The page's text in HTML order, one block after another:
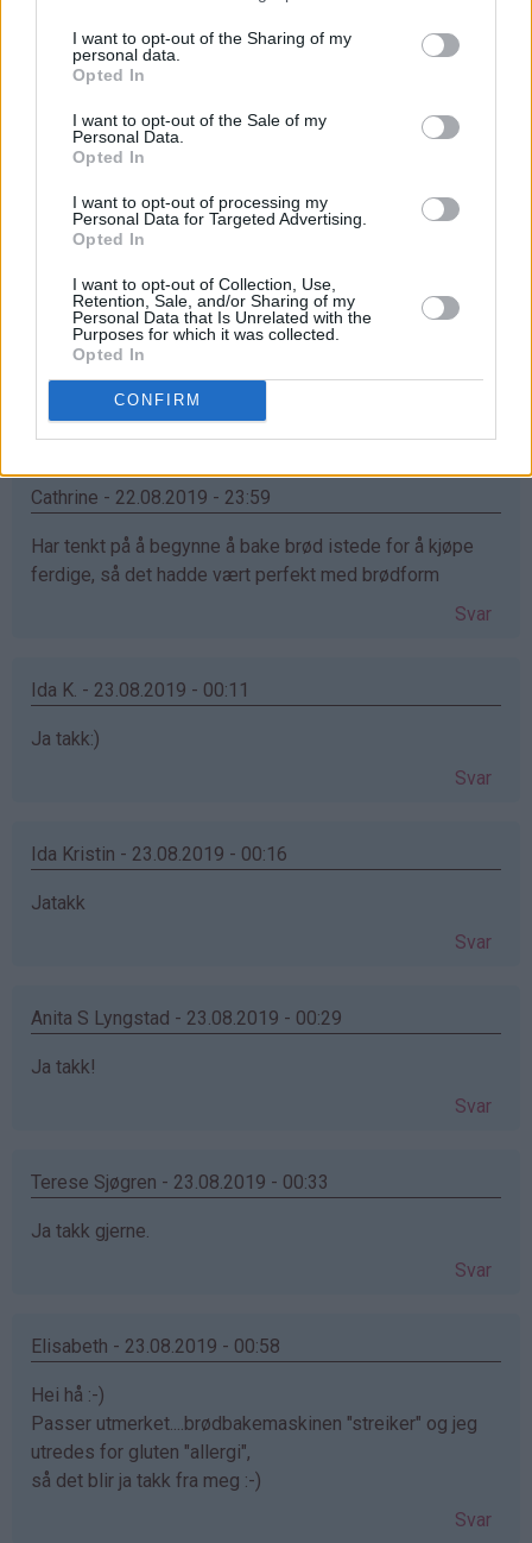
I want to opt-out of the Sharing of my
personal data.
Opted In
I want to opt-out of the Sale of my
Personal Data.
Opted In
I want to opt-out of processing my
Personal Data for Targeted Advertising.
Opted In
I want to opt-out of Collection, Use,
Retention, Sale, and/or Sharing of my
Personal Data that Is Unrelated with the
Purposes for which it was collected.
Opted In
CONFIRM
Velaug - 22.08.2019 - 23:44
Helene Eriksen - 22.08.2019 - 23:46
Ja takk, hadde vært kjekt å vinne bruker ofte oppskrifter
fra Det søte liv
Cathrine - 22.08.2019 - 23:59
Har tenkt på å begynne å bake brød istede for å kjøpe
ferdige, så det hadde vært perfekt med brødform
Svar
Ida K. - 23.08.2019 - 00:11
Ja takk:)
Svar
Ida Kristin - 23.08.2019 - 00:16
Jatakk
Svar
Anita S Lyngstad - 23.08.2019 - 00:29
Ja takk!
Svar
Terese Sjøgren - 23.08.2019 - 00:33
Ja takk gjerne.
Svar
Elisabeth - 23.08.2019 - 00:58
Hei hå :-)
Passer utmerket....brødbakemaskinen "streiker" og jeg
utredes for gluten "allergi",
så det blir ja takk fra meg :-)
Svar